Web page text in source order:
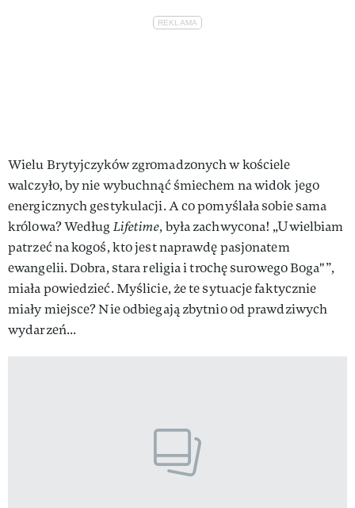
Wielu Brytyjczyków zgromadzonych w kościele
walczyło, by nie wybuchnąć śmiechem na widok jego
energicznych gestykulacji. A co pomyślała sobie sama
królowa? Według Lifetime, była zachwycona! „Uwielbiam
patrzeć na kogoś, kto jest naprawdę pasjonatem
ewangelii. Dobra, stara religia i trochę surowego Boga"”,
miała powiedzieć. Myślicie, że te sytuacje faktycznie
miały miejsce? Nie odbiegają zbytnio od prawdziwych
wydarzeń...